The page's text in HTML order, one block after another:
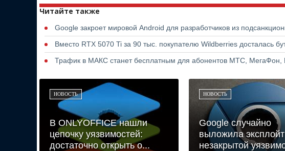
Читайте также
Google закроет мировой Android для разработчиков из
Вместо RTX 5070 Ti за 90 тыс. покупателю Wildberries досталась
Трафик в МАКС станет бесплатным для абонентов МТС, МегаФон,
НОВОСТЬ
В ONLYOFFICE нашли
цепочку уязвимостей:
достаточно открыть о...
НОВОСТЬ
Google случайно
выложила
незакрытой